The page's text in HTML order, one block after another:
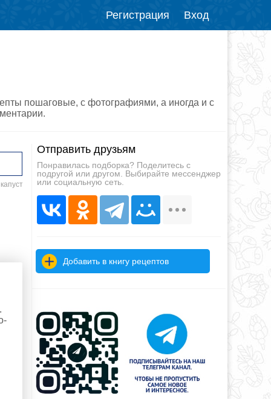
Регистрация Вход
пошаговые, с фотографиями, а иногда и с
Отправить друзьям
Понравилась подборка? Поделитесь с
подругой или другом. Выбирайте мессенджер
или социальную сеть.
Добавить в книгу рецептов